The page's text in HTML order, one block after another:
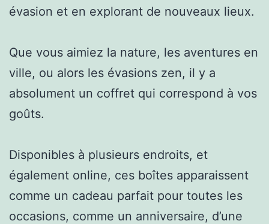
évasion et en explorant de nouveaux lieux.
Que vous aimiez la nature, les aventures en
ville, ou alors les évasions zen, il y a
absolument un coffret qui correspond à vos
goûts.
Disponibles à plusieurs endroits, et
également online, ces boîtes apparaissent
comme un cadeau parfait pour toutes les
occasions, comme un anniversaire, d’une